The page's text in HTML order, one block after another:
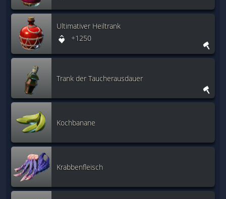
Ultimativer Heiltrank
+1250
Trank der Taucherausdauer
Kochbanane
Krabbenfleisch